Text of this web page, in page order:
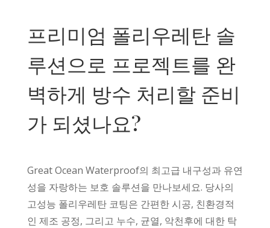
프리미엄 폴리우레탄 솔
루션으로 프로젝트를 완
벽하게 방수 처리할 준비
가 되셨나요?
Great Ocean Waterproof의 최고급 내구성과 유연
성을 자랑하는 보호 솔루션을 만나보세요. 당사의
고성능 폴리우레탄 코팅은 간편한 시공, 친환경적
인 제조 공정, 그리고 누수, 균열, 악천후에 대한 탁
Amharic
Afrikaans
Greek
Igbo
Moroccan Arabic
English (UK)
English (New Zealand)
Portuguese (Portugal)